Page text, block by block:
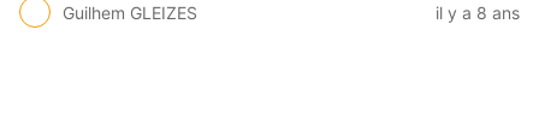
Guilhem GLEIZES il y a 8 ans